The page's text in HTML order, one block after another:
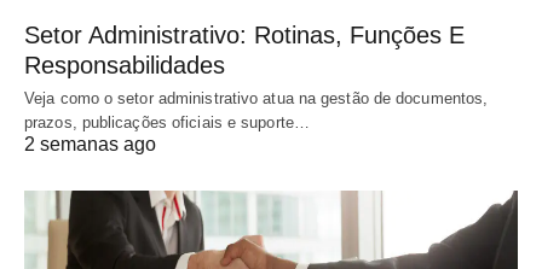
Setor Administrativo: Rotinas, Funções E
Responsabilidades
Veja como o setor administrativo atua na gestão de documentos,
prazos, publicações oficiais e suporte…
2 semanas ago